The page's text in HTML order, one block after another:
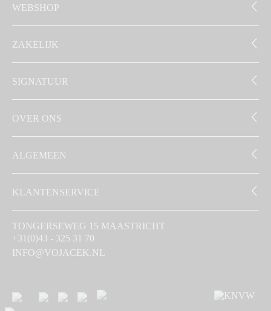
WEBSHOP
ZAKELIJK
SIGNATUUR
OVER ONS
ALGEMEEN
KLANTENSERVICE
TONGERSEWEG 15 MAASTRICHT
+31(0)43 - 325 31 70
INFO@VOJACEK.NL